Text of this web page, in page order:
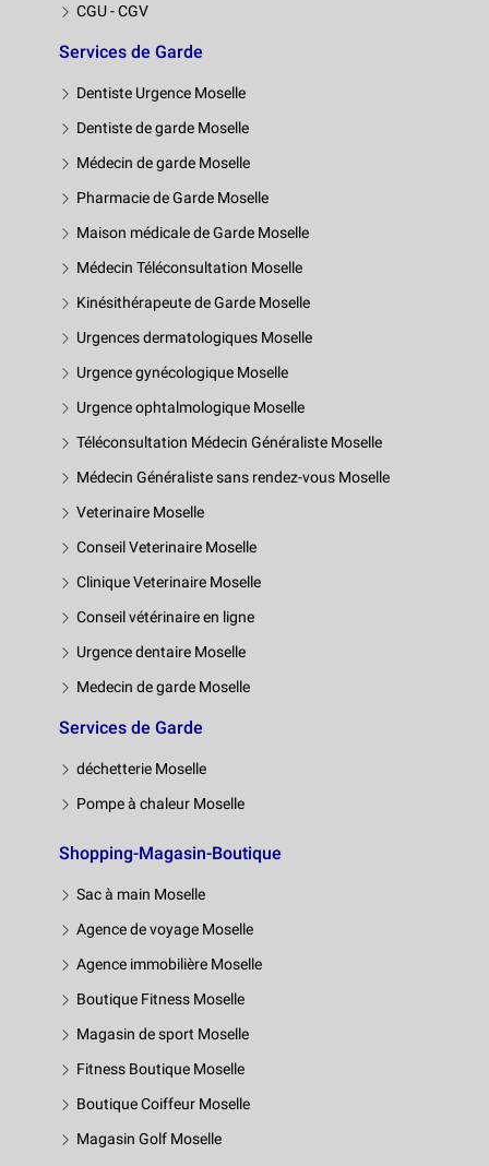
CGU - CGV
Services de Garde
Dentiste Urgence Moselle
Dentiste de garde Moselle
Médecin de garde Moselle
Pharmacie de Garde Moselle
Maison médicale de Garde Moselle
Médecin Téléconsultation Moselle
Kinésithérapeute de Garde Moselle
Urgences dermatologiques Moselle
Urgence gynécologique Moselle
Urgence ophtalmologique Moselle
Téléconsultation Médecin Généraliste Moselle
Médecin Généraliste sans rendez-vous Moselle
Veterinaire Moselle
Conseil Veterinaire Moselle
Clinique Veterinaire Moselle
Conseil vétérinaire en ligne
Urgence dentaire Moselle
Medecin de garde Moselle
Services de Garde
déchetterie Moselle
Pompe à chaleur Moselle
Shopping-Magasin-Boutique
Sac à main Moselle
Agence de voyage Moselle
Agence immobilière Moselle
Boutique Fitness Moselle
Magasin de sport Moselle
Fitness Boutique Moselle
Boutique Coiffeur Moselle
Magasin Golf Moselle